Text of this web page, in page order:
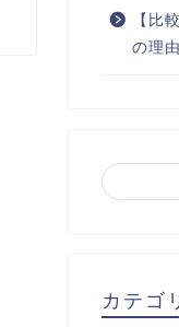
【比
の理
カテゴ